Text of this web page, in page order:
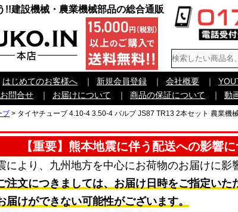
!!建設機械・農業機械部品の総合通販
はじめてのお客様へ ｜ 新規会員登録 ｜ 会社概要 ｜
問合せ ｜ お届けについて ｜ 商品の保証について ｜ 動
ブ > タイヤチューブ 4.10-4 3.50-4 バルブ JS87 TR13 2本セット 農業機
【重要】熊本地震に伴う配送への影響
により、九州地方を中心にお荷物のお届けに影
注文につきましては、お届け日時をご指定いた
届けができない可能性がございます。